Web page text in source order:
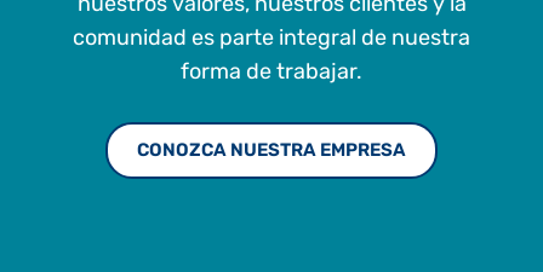
comunidad es parte integral de nuestra
forma de trabajar.
CONOZCA NUESTRA EMPRESA